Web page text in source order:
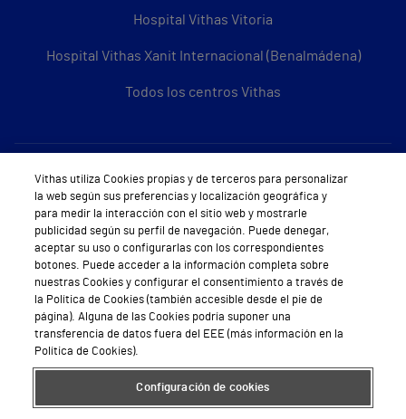
Hospital Vithas Vitoria
Hospital Vithas Xanit Internacional (Benalmádena)
Todos los centros Vithas
Sobre Vithas
Quiénes somos
Trabajar en Vithas
Teléfono Cita Médica
Teléfono Atención al Cliente
Política de seguridad y salud en el trabajo
Conoce a Supervita
Vithas utiliza Cookies propias y de terceros para personalizar
la web según sus preferencias y localización geográfica y
para medir la interacción con el sitio web y mostrarle
publicidad según su perfil de navegación. Puede denegar,
aceptar su uso o configurarlas con los correspondientes
botones. Puede acceder a la información completa sobre
nuestras Cookies y configurar el consentimiento a través de
la Política de Cookies (también accesible desde el pie de
página). Alguna de las Cookies podría suponer una
transferencia de datos fuera del EEE (más información en la
Política de Cookies).
Configuración de cookies